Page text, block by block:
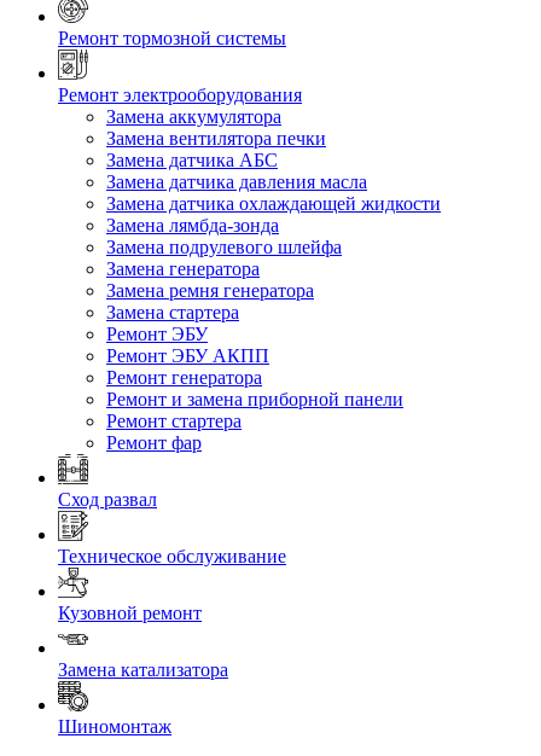
Ремонт тормозной системы
Ремонт электрооборудования
Замена аккумулятора
Замена вентилятора печки
Замена датчика АБС
Замена датчика давления масла
Замена датчика охлаждающей жидкости
Замена лямбда-зонда
Замена подрулевого шлейфа
Замена генератора
Замена ремня генератора
Замена стартера
Ремонт ЭБУ
Ремонт ЭБУ АКПП
Ремонт генератора
Ремонт и замена приборной панели
Ремонт стартера
Ремонт фар
Сход развал
Техническое обслуживание
Кузовной ремонт
Замена катализатора
Шиномонтаж